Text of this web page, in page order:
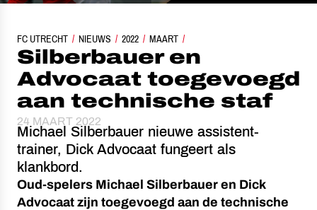
FC UTRECHT NIEUWS 2022 MAART
SILBERBAUER EN ADVOCAAT TOEGEVOEGD AAN TECHNISCHE
Silberbauer en
Advocaat toegevoegd
aan technische staf
24 MAART 2022
Michael Silberbauer nieuwe assistent-
trainer, Dick Advocaat fungeert als
klankbord.
Oud-spelers Michael Silberbauer en Dick
Advocaat zijn toegevoegd aan de technische